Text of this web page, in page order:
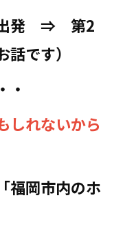
発 ⇒ 第2
です）
・
しれないから
福岡市内のホ